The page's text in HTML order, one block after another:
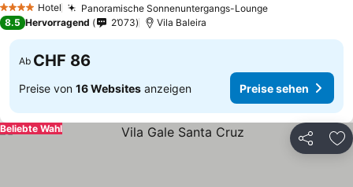
4 Sterne Hotel Panoramische Sonnenuntergangs-LoungePreise sehen
8.5 Hervorragend 2’073 Vila Baleira
Ab CHF 86
Preise von 16 Websites anzeigen Preise sehen
Teilen
Beliebte Wahl